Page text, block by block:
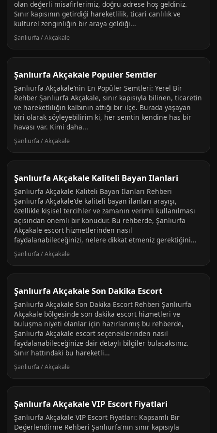
olan değerli misafirlerimiz, doğru adrese hoş geldiniz.
Sınır kapısının getirdiği hareketlilik, ticari canlılık ve
kültürel zenginliğin bir araya geldiği...
Şanlıurfa / Akçakale
Şanlıurfa Akçakale Populer Semtler
Şanlıurfa Akçakale’nin En Popüler Semtleri: Yerel Bir
Rehber Şanlıurfa Akçakale, sınır kapısıyla bilinen, ticaretin
ve hareketliliğin kalbinin attığı bir ilçe. Burada yaşayan
biri olarak söyleyebilirim ki, her semtin kendine has bir
havası var. Kimi daha...
Şanlıurfa / Akçakale
Şanlıurfa Akçakale Kaliteli Bayan Ilanlari
Şanlıurfa Akçakale Kaliteli Bayan İlanları Rehberi
Şanlıurfa Akçakale'de kaliteli bayan ilanları arayışı,
özellikle kişisel tercihler ve zamanın verimli kullanılması
açısından önemli bir konudur. Bu rehberde, Şanlıurfa
Akçakale escort hizmetlerinden nasıl
faydalanabileceğinizi, nelere dikkat etmeniz gerektiğini...
Şanlıurfa / Akçakale
Şanlıurfa Akçakale Son Dakika Escort
Şanlıurfa Akçakale Son Dakika Escort Rehberi Şanlıurfa
Akçakale bölgesinde son dakika escort hizmetleri ve
buluşma niyeti olanlar için hazırlanmış bu rehberde,
Şanlıurfa Akçakale escort seçeneklerinden nasıl
faydalanabileceğinize dair detaylı bilgiler bulacaksınız.
Sınır hattındaki bu hareketli...
Şanlıurfa / Akçakale
Şanlıurfa Akçakale VIP Escort Fiyatlari
Şanlıurfa Akçakale VIP Escort Fiyatları: Kapsamlı Bir
Değerlendirme Rehberi Şanlıurfa'nın sınır kapısıyla